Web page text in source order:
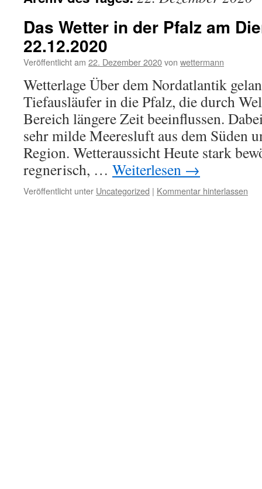
Das Wetter in der Pfalz am
22.12.2020
Veröffentlicht am 22. Dezember 2020von wettermann
Wetterlage Über dem Nordatlantik
Tiefausläufer in die Pfalz, die durch
Bereich längere Zeit beeinflussen.
sehr milde Meeresluft aus dem Süden
Region. Wetteraussicht Heute stark
regnerisch, … Weiterlesen →
Veröffentlicht unter Uncategorized | Kommentar hinterlassen